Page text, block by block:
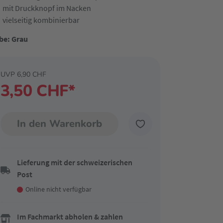
mit Druckknopf im Nacken
vielseitig kombinierbar
Grau
3,50 CHF*
UVP 6,90 CHF
In den Warenkorb
Lieferung mit der schweizerischen
Post
Online nicht verfügbar
Im Fachmarkt abholen & zahlen